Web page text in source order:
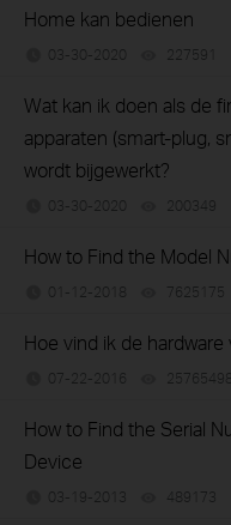
Home kan bedienen
03-30-2020 227591
Wat kan ik doen als de
apparaten (smart-plug,
wordt bijgewerkt?
03-30-2020 200349
How to Find the Model
01-12-2018 7625175
Hoe vind ik de
07-22-2016 25765498
How to Find the Serial
Device
03-19-2013 489173